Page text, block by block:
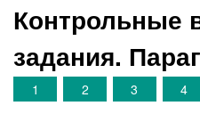
Контрольные
задания.
1 2 3 4